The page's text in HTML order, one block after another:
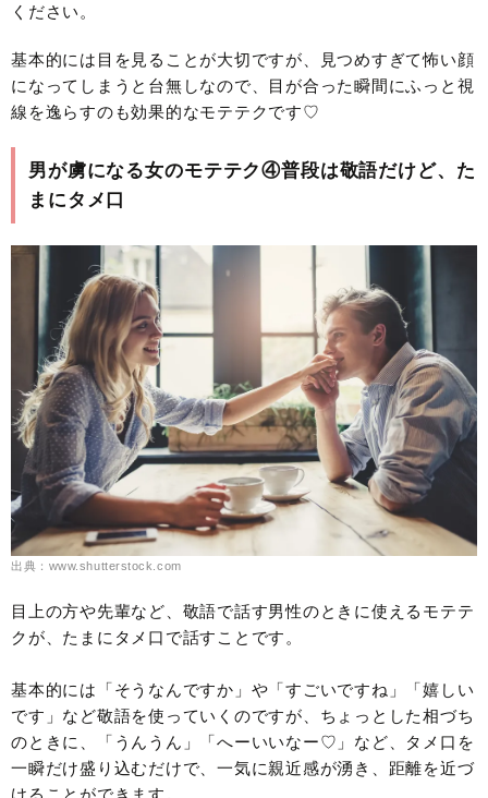
ください。
基本的には目を見ることが大切ですが、見つめすぎて怖い顔
になってしまうと台無しなので、目が合った瞬間にふっと視
線を逸らすのも効果的なモテテクです♡
男が虜になる女のモテテク④普段は敬語だけど、た
まにタメ口
出典：www.shutterstock.com
目上の方や先輩など、敬語で話す男性のときに使えるモテテ
クが、たまにタメ口で話すことです。
基本的には「そうなんですか」や「すごいですね」「嬉しい
です」など敬語を使っていくのですが、ちょっとした相づち
のときに、「うんうん」「へーいいなー♡」など、タメ口を
一瞬だけ盛り込むだけで、一気に親近感が湧き、距離を近づ
けることができます。